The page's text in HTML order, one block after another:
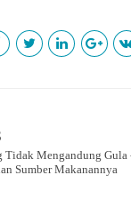
Tidak Mengandung Gula
Sumber Makanannya